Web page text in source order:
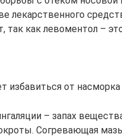
лекарственного
так как левоментол –
избавиться от насморка
– запах
Согревающая